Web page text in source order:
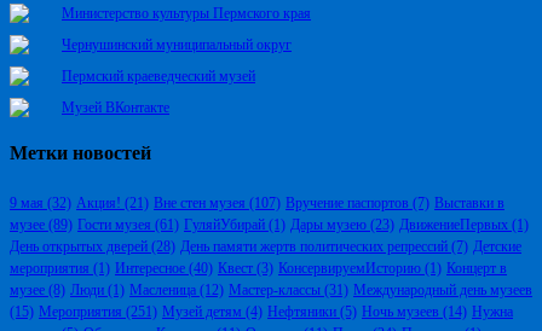
Министерство культуры Пермского края
Чернушинский муниципальный округ
Пермский краеведческий музей
Музей ВКонтакте
Метки новостей
9 мая (32) Акция! (21) Вне стен музея (107) Вручение паспортов (7) Выставки в
музее (89) Гости музея (61) ГуляйУбирай (1) Дары музею (23) ДвижениеПервых (1)
День открытых дверей (28) День памяти жертв политических репрессий (7) Детские
мероприятия (1) Интересное (40) Квест (3) КонсервируемИсторию (1) Концерт в
музее (8) Люди (1) Масленица (12) Мастер-классы (31) Международный день музеев
(15) Мероприятия (251) Музей детям (4) Нефтяники (5) Ночь музеев (14) Нужна